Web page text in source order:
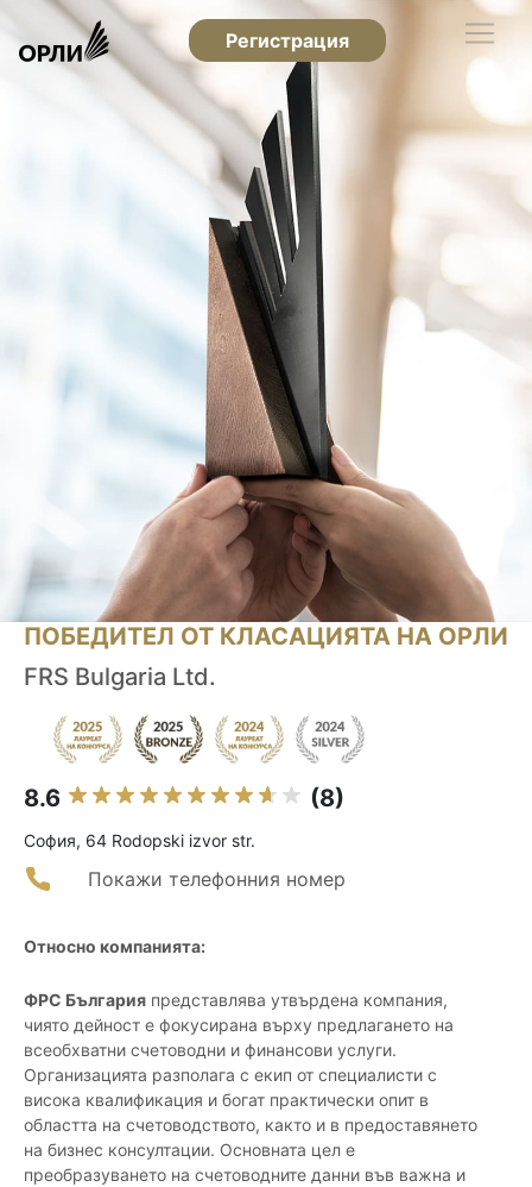
Регистрация
ПОБЕДИТЕЛ ОТ КЛАСАЦИЯТА НА ОРЛИ
FRS Bulgaria Ltd.
8.6 (8)
София, 64 Rodopski izvor str.
Покажи телефонния номер
Относно компанията:
ФРС България представлява утвърдена компания,
чиято дейност е фокусирана върху предлагането на
всеобхватни счетоводни и финансови услуги.
Организацията разполага с екип от специалисти с
висока квалификация и богат практически опит в
областта на счетоводството, както и в предоставянето
на бизнес консултации. Основната цел е
преобразуването на счетоводните данни във важна и